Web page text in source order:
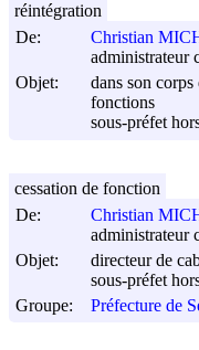
De:
Christian
administrateur
Objet:
dans son
fonctions
sous-préfet
réintégration
De:
Christian
administrateur
Objet:
directeur de
sous-préfet
Groupe:
Préfecture de
cessation de fonction